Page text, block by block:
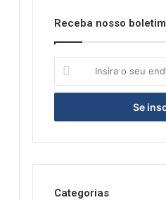
Receba nosso boletim
seu
de
Categorias